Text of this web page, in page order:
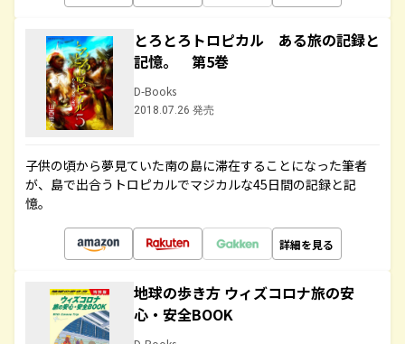
とろとろトロピカル ある旅の記録と
記憶。 第5巻
D-Books
2018.07.26 発売
子供の頃から夢見ていた南の島に滞在することになった筆者
が、島で出合うトロピカルでマジカルな45日間の記録と記
憶。
詳細を見る
地球の歩き方 ウィズコロナ旅の安
心・安全BOOK